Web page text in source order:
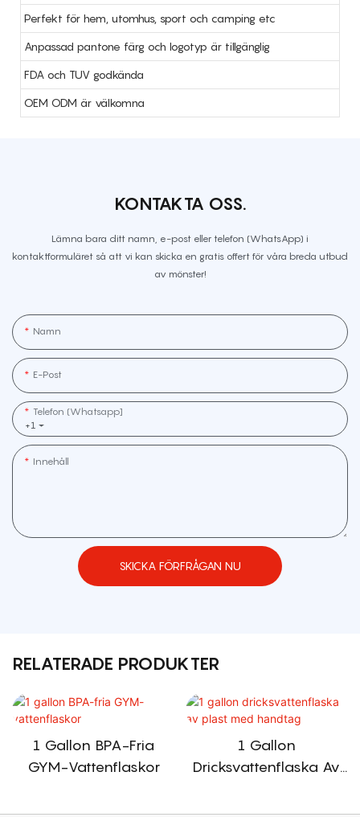
Perfekt för hem, utomhus, sport och camping etc
Anpassad pantone färg och logotyp är tillgänglig
FDA och TUV godkända
OEM ODM är välkomna
KONTAKTA OSS.
Lämna bara ditt namn, e-post eller telefon (WhatsApp) i
kontaktformuläret så att vi kan skicka en gratis offert för våra breda utbud
av mönster!
Namn
E-Post
+1
Telefon (whatsapp]
Innehåll
SKICKA FÖRFRÅGAN NU
RELATERADE PRODUKTER
1 Gallon BPA-Fria
GYM-Vattenflaskor
1 Gallon
Dricksvattenflaska Av